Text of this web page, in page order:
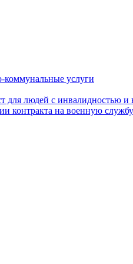
коммунальные услуги
для людей с инвалидностью
контракта на военную службу